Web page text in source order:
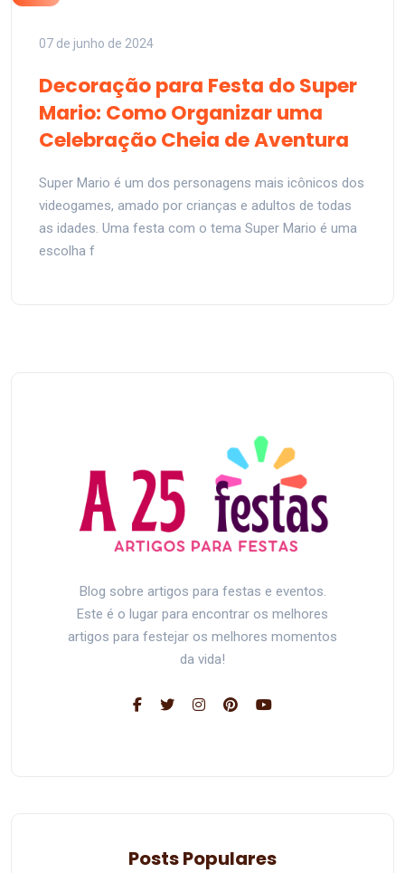
07 de junho de 2024
Decoração para Festa do Super
Mario: Como Organizar uma
Celebração Cheia de Aventura
Super Mario é um dos personagens mais icônicos dos
videogames, amado por crianças e adultos de todas
as idades. Uma festa com o tema Super Mario é uma
escolha f
Blog sobre artigos para festas e eventos.
Este é o lugar para encontrar os melhores
artigos para festejar os melhores momentos
da vida!
Posts Populares